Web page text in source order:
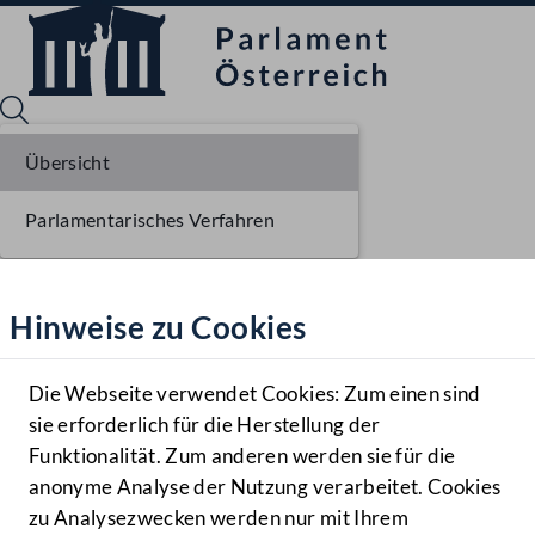
Hilfe
Benutzer
Navigationsmenü öffnen
MENÜ
Hinweise zu Cookies
Die Webseite verwendet Cookies: Zum einen sind
sie erforderlich für die Herstellung der
Funktionalität. Zum anderen werden sie für die
anonyme Analyse der Nutzung verarbeitet. Cookies
zu Analysezwecken werden nur mit Ihrem
Übersicht
Parlamentarisches Verfahren